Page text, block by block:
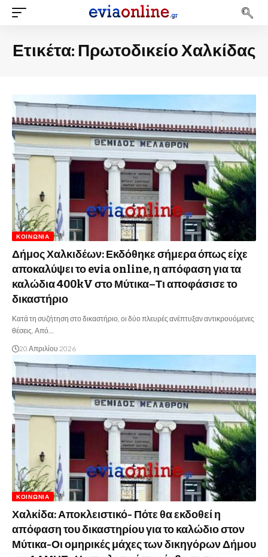
Ετικέτα: Πρωτοδικείο Χαλκίδας
ΚΟΙΝΩΝΊΑ
Δήμος Χαλκιδέων: Εκδόθηκε σήμερα όπως είχε
αποκαλύψει το evia online, η απόφαση για τα
καλώδια 400kV στο Μύτικα–Τι αποφάσισε το
δικαστήριο
Κατά τη συζήτηση στο δικαστήριο, οι δύο πλευρές ανέπτυξαν αντικρουόμενες
θέσεις. Από…
20 Απριλίου 2026
ΚΟΙΝΩΝΊΑ
Χαλκίδα: Αποκλειστικό- Πότε θα εκδοθεί η
απόφαση του δικαστηρίου για το καλώδιο στον
Μύτικα-Οι ομηρικές μάχες των δικηγόρων Δήμου